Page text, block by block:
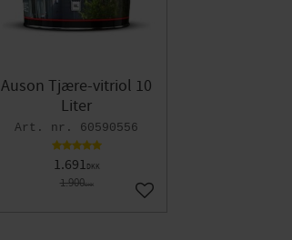
Auson Tjære-vitriol 10
Liter
60590556
1.691DKK
1.900DKK
Gem som favorit